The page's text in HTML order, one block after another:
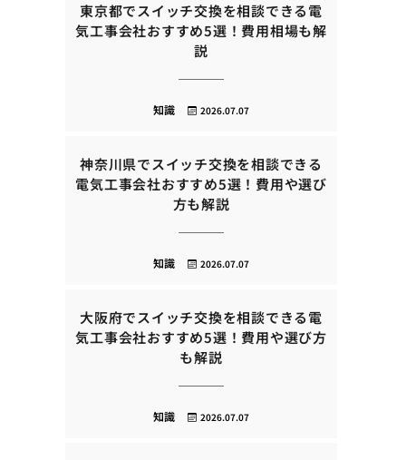
東京都でスイッチ交換を相談できる電
気工事会社おすすめ5選！費用相場も解
説
2026.07.07
知識
神奈川県でスイッチ交換を相談できる
電気工事会社おすすめ5選！費用や選び
方も解説
2026.07.07
知識
大阪府でスイッチ交換を相談できる電
気工事会社おすすめ5選！費用や選び方
も解説
2026.07.07
知識